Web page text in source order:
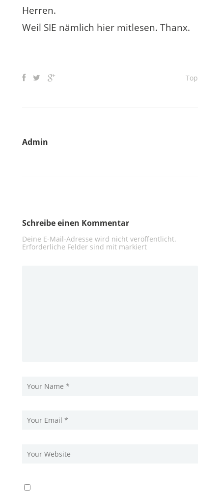
Herren.
Weil SIE nämlich hier mitlesen. Thanx.
Top
Admin
Schreibe einen Kommentar
Deine E-Mail-Adresse wird nicht veröffentlicht.
Erforderliche Felder sind mit markiert